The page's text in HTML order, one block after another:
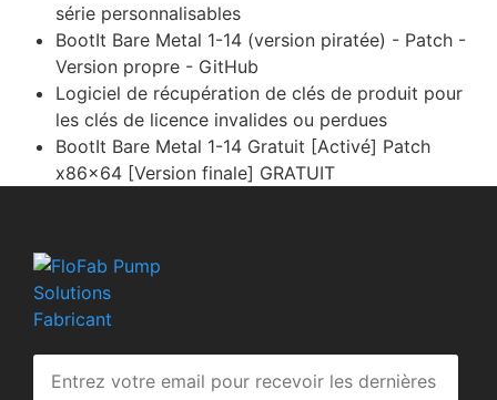
série personnalisables
BootIt Bare Metal 1-14 (version piratée) - Patch -
Version propre - GitHub
Logiciel de récupération de clés de produit pour
les clés de licence invalides ou perdues
BootIt Bare Metal 1-14 Gratuit [Activé] Patch
x86x64 [Version finale] GRATUIT